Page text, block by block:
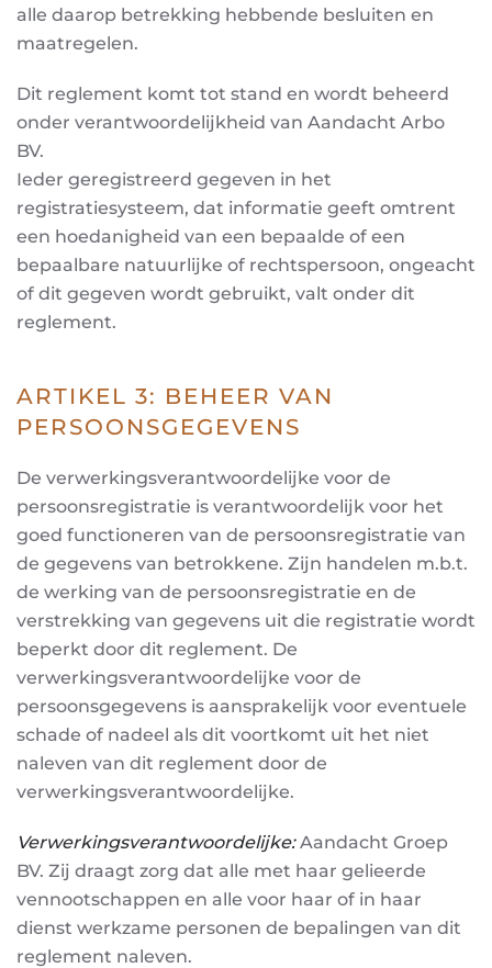
alle daarop betrekking hebbende besluiten en
maatregelen.
Dit reglement komt tot stand en wordt beheerd
onder verantwoordelijkheid van Aandacht Arbo
BV.
Ieder geregistreerd gegeven in het
registratiesysteem, dat informatie geeft omtrent
een hoedanigheid van een bepaalde of een
bepaalbare natuurlijke of rechtspersoon, ongeacht
of dit gegeven wordt gebruikt, valt onder dit
reglement.
ARTIKEL 3: BEHEER VAN
PERSOONSGEGEVENS
De verwerkingsverantwoordelijke voor de
persoonsregistratie is verantwoordelijk voor het
goed functioneren van de persoonsregistratie van
de gegevens van betrokkene. Zijn handelen m.b.t.
de werking van de persoonsregistratie en de
verstrekking van gegevens uit die registratie wordt
beperkt door dit reglement. De
verwerkingsverantwoordelijke voor de
persoonsgegevens is aansprakelijk voor eventuele
schade of nadeel als dit voortkomt uit het niet
naleven van dit reglement door de
verwerkingsverantwoordelijke.
Verwerkingsverantwoordelijke:Aandacht Groep
BV. Zij draagt zorg dat alle met haar gelieerde
vennootschappen en alle voor haar of in haar
dienst werkzame personen de bepalingen van dit
reglement naleven.